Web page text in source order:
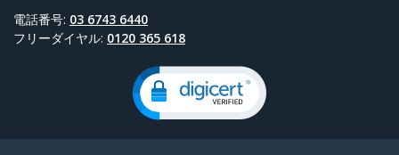
電話番号: 03 6743 6440
フリーダイヤル: 0120 365 618